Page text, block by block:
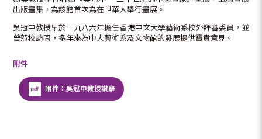
出版畫集，為該館首次為在世華人舉行畫展。
吳冠中教授早於一九八六年擔任香港中文大學藝術系校外評審委員，並
曾蒞校訪問，多年來為中大藝術系及文物館的發展提供寶貴意見。
附件
附件：吳冠中教授讚辭